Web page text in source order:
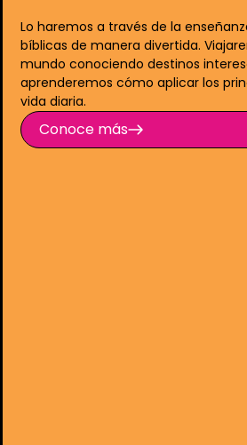
Lo haremos a través de la
bíblicas de manera divertida.
mundo conociendo destinos
aprenderemos cómo aplicar los
vida diaria.
Conoce más